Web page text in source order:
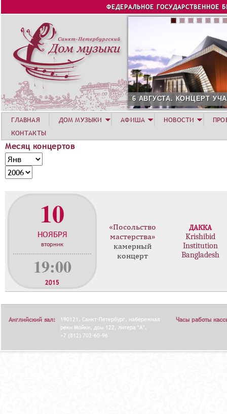
Jump to navigation
ФЕДЕРАЛЬНОЕ ГОСУДАРСТВЕННОЕ
6 АВГУСТА. КОНЦЕРТ УЧАСТНИКОВ
Месяц концертов
М
е
с
к
р
о
в
М
е
с
Г
о
10
НОЯБРЯ
вторник
19:00
2015
«Посольство
мастерства»
камерный
концерт
ДАККА
Krishibid
Institution
Bangladesh
ГЛАВНАЯ ДОМ МУЗЫКИ АФИША НОВОСТИ
КОНТАКТЫ
Английский зал:
190121, Санкт-Петербург, набережная
реки Мойки, дом 122, литера "А".
+7 (812) 702-60-96
Часы работы